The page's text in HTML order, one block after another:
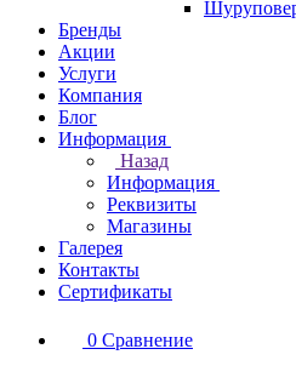
Бренды
Акции
Услуги
Компания
Блог
Информация
Назад
Информация
Реквизиты
Магазины
Галерея
Контакты
Сертификаты
0 Сравнение